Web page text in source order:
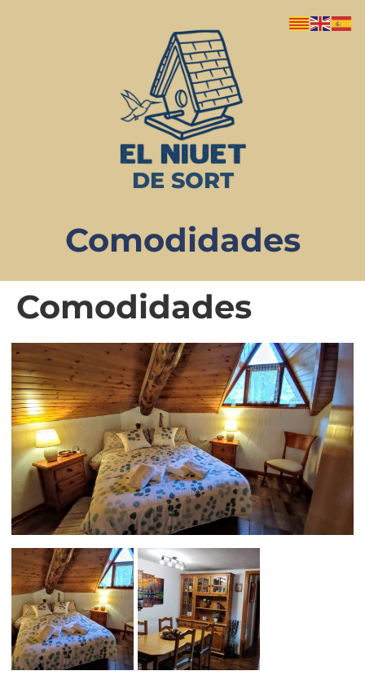
DE SORT
Comodidades
Comodidades